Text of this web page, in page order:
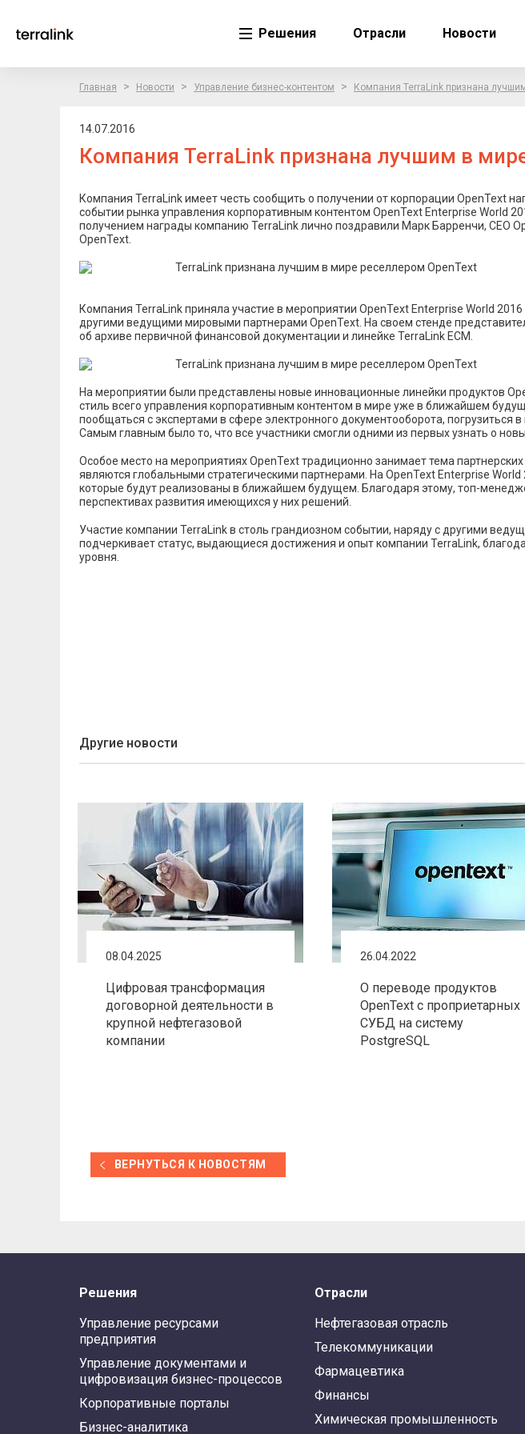
Решения Отрасли Новости
Главная > Новости > Управление бизнес-контентом > Компания TerraLink признана
14.07.2016
Компания TerraLink признана лучшим в
Компания TerraLink имеет честь сообщить о получении от корпорации OpenText
событии рынка управления корпоративным контентом OpenText Enterprise World
получением награды компанию TerraLink лично поздравили Марк Барренчи, CEO
OpenText.
Компания TerraLink приняла участие в мероприятии OpenText Enterprise World
другими ведущими мировыми партнерами OpenText. На своем стенде
об архиве первичной финансовой документации и линейке TerraLink ECM.
На мероприятии были представлены новые инновационные линейки продуктов
стиль всего управления корпоративным контентом в мире уже в ближайшем
пообщаться с экспертами в сфере электронного документооборота,
Самым главным было то, что все участники смогли одними из первых узнать о
Особое место на мероприятиях OpenText традиционно занимает тема
являются глобальными стратегическими партнерами. На OpenText Enterprise
которые будут реализованы в ближайшем будущем. Благодаря этому, топ-
перспективах развития имеющихся у них решений.
Участие компании TerraLink в столь грандиозном событии, наряду с другими
подчеркивает статус, выдающиеся достижения и опыт компании TerraLink,
уровня.
Другие новости
08.04.2025
Цифровая трансформация
договорной деятельности в
крупной нефтегазовой
компании
26.04.2022
О переводе продуктов
OpenText с проприетарных
СУБД на систему
PostgreSQL
ВЕРНУТЬСЯ К НОВОСТЯМ
Решения
Управление ресурсами
предприятия
Управление документами и
цифровизация бизнес-процессов
Корпоративные порталы
Бизнес-аналитика
Отрасли
Нефтегазовая отрасль
Телекоммуникации
Фармацевтика
Финансы
Химическая промышленность